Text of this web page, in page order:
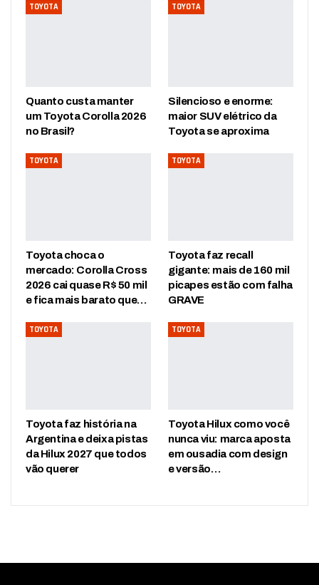
TOYOTA
Quanto custa manter
um Toyota Corolla 2026
no Brasil?
TOYOTA
Silencioso e enorme:
maior SUV elétrico da
Toyota se aproxima
TOYOTA
Toyota choca o
mercado: Corolla Cross
2026 cai quase R$ 50 mil
e fica mais barato que…
TOYOTA
Toyota faz recall
gigante: mais de 160 mil
picapes estão com falha
GRAVE
TOYOTA
Toyota faz história na
Argentina e deixa pistas
da Hilux 2027 que todos
vão querer
TOYOTA
Toyota Hilux como você
nunca viu: marca aposta
em ousadia com design
e versão…